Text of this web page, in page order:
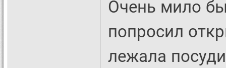
Очень мило
попросил
лежала